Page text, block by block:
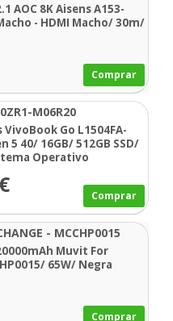
AOC 8K Aisens A153-
- HDMI Macho/ 30m/
Comprar
M06R20
Go L1504FA-
5 40/ 16GB/ 512GB SSD/
Operativo
Comprar
- MCCHP0015
Muvit For
65W/ Negra
Comprar